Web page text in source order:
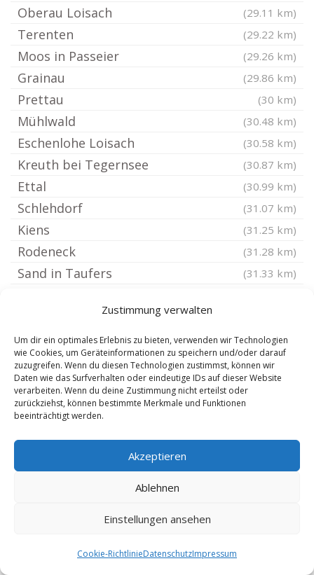
Zustimmung verwalten
Um dir ein optimales Erlebnis zu bieten, verwenden wir Technologien
wie Cookies, um Geräteinformationen zu speichern und/oder darauf
zuzugreifen. Wenn du diesen Technologien zustimmst, können wir
Daten wie das Surfverhalten oder eindeutige IDs auf dieser Website
verarbeiten. Wenn du deine Zustimmung nicht erteilst oder
zurückziehst, können bestimmte Merkmale und Funktionen
beeinträchtigt werden.
Akzeptieren
Ablehnen
Einstellungen ansehen
Cookie-RichtlinieDatenschutzImpressum
Oberau Loisach (29.11 km)
Terenten (29.22 km)
Moos in Passeier (29.26 km)
Grainau (29.86 km)
Prettau (30 km)
Mühlwald (30.48 km)
Eschenlohe Loisach (30.58 km)
Kreuth bei Tegernsee (30.87 km)
Ettal (30.99 km)
Schlehdorf (31.07 km)
Kiens (31.25 km)
Rodeneck (31.28 km)
Sand in Taufers (31.33 km)
Lenggries (31.85 km)
Spinges (31.95 km)
Pfalzen (32.74 km)
Natz Schabs (33.36 km)
St Martin in Passeier
Pustertal (33.66 km)
Bichl bei Bad Tölz